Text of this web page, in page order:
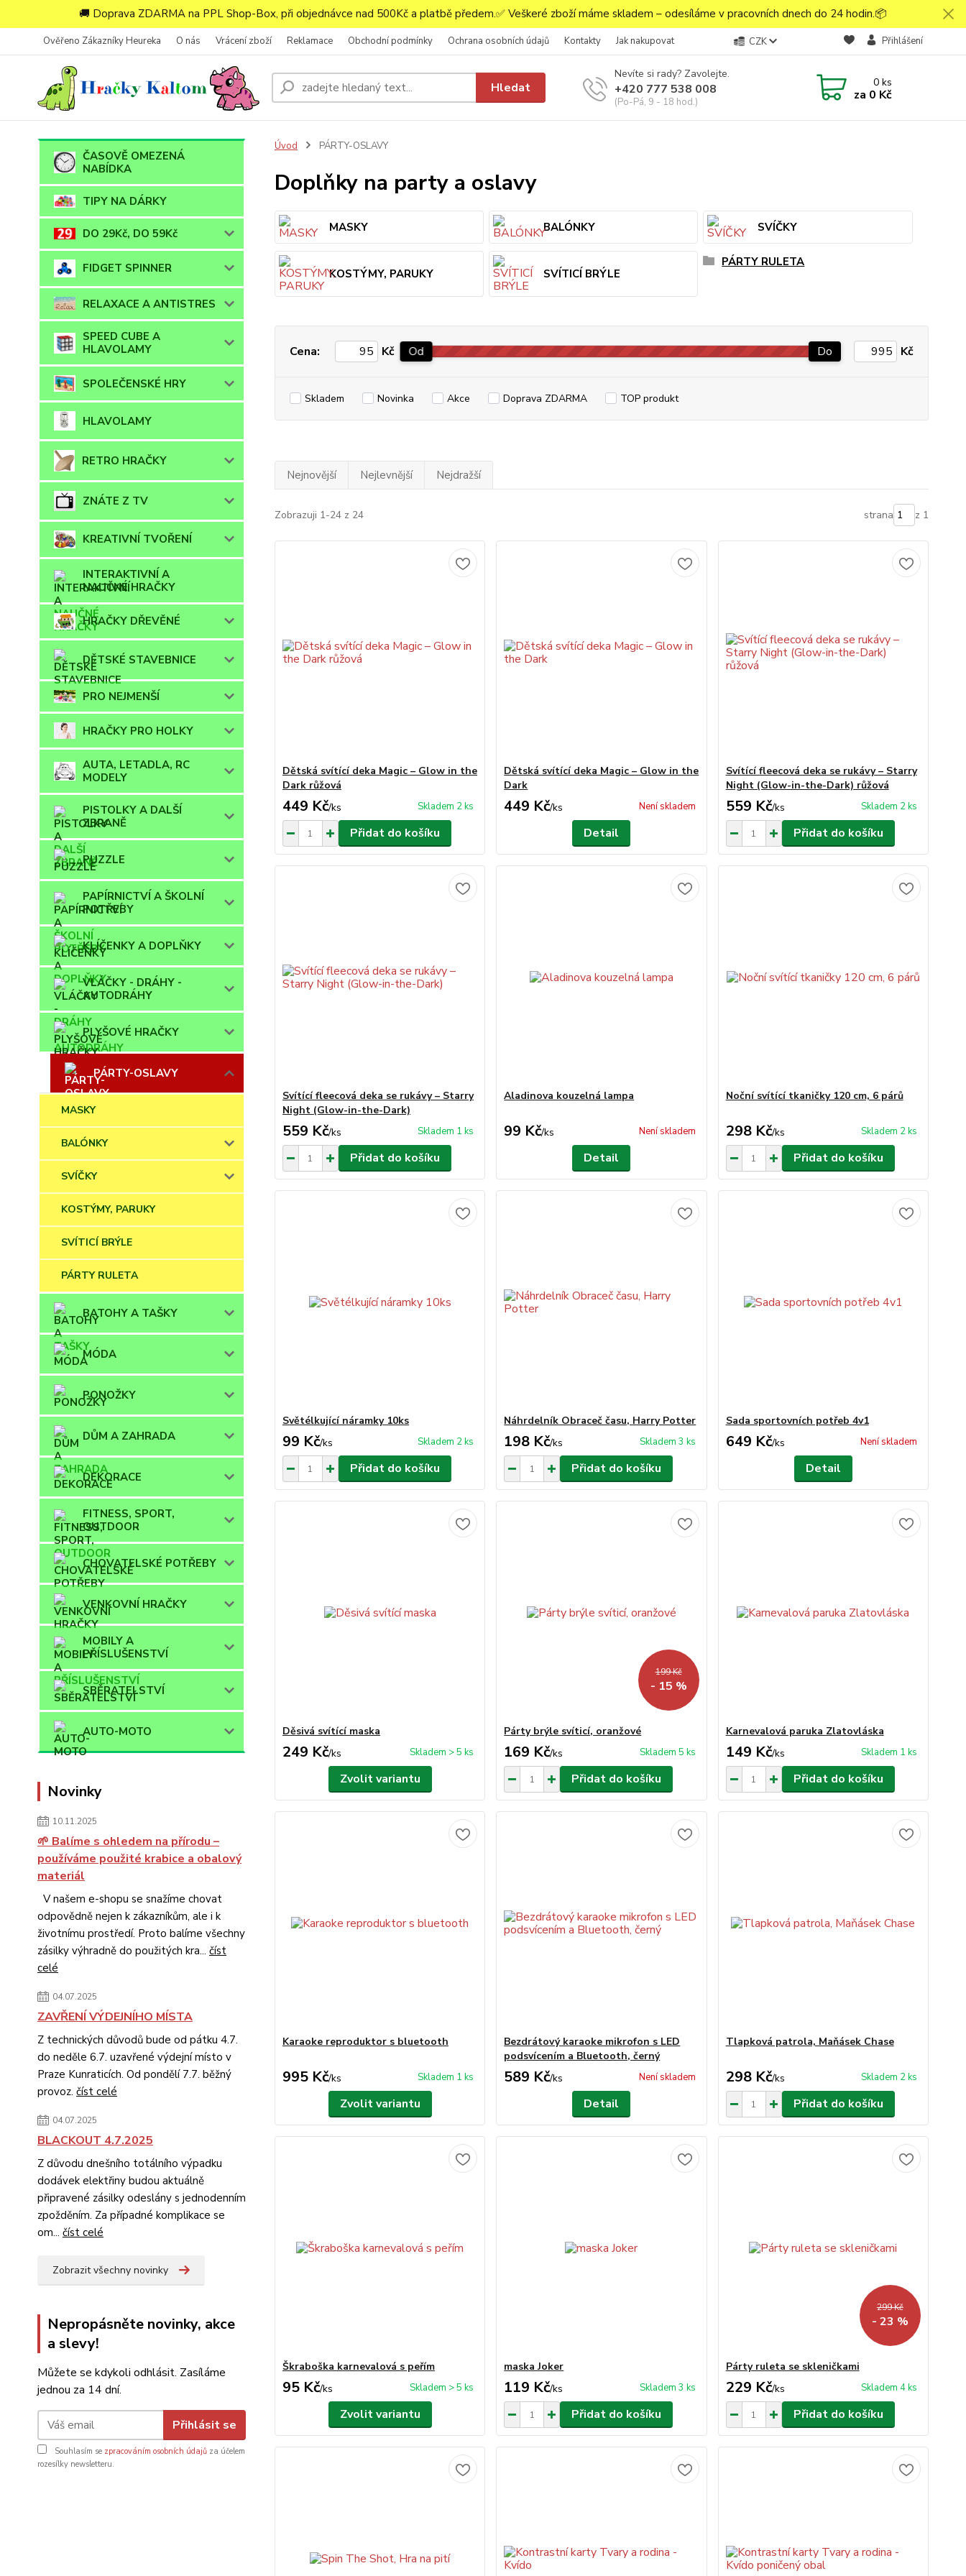
🚚 Doprava ZDARMA na PPL Shop-Box, při objednávce nad 500Kč a platbě předem.✅ Veškeré zboží máme skladem – odesíláme v pracovních dnech do 24 hodin.📦
Ověřeno Zákazníky Heureka O nás Vrácení zboží Reklamace Obchodní podmínky Ochrana osobních údajů Kontakty Jak nakupovat CZK Přihlášení
Hledat
Nevíte si rady? Zavolejte.
+420 777 538 008
(Po-Pá, 9 - 18 hod.)
0ks
za 0 Kč
ČASOVĚ OMEZENÁ
NABÍDKA
TIPY NA DÁRKY
DO 29Kč, DO 59Kč
FIDGET SPINNER
RELAXACE A ANTISTRES
SPEED CUBE A
HLAVOLAMY
SPOLEČENSKÉ HRY
HLAVOLAMY
RETRO HRAČKY
ZNÁTE Z TV
KREATIVNÍ TVOŘENÍ
INTERAKTIVNÍ A
NAUČNÉ HRAČKY
HRAČKY DŘEVĚNÉ
DĚTSKÉ STAVEBNICE
PRO NEJMENŠÍ
HRAČKY PRO HOLKY
AUTA, LETADLA, RC
MODELY
PISTOLKY A DALŠÍ
ZBRANĚ
PUZZLE
PAPÍRNICTVÍ A ŠKOLNÍ
POTŘEBY
KLÍČENKY A DOPLŇKY
VLÁČKY - DRÁHY -
AUTODRÁHY
PLYŠOVÉ HRAČKY
PÁRTY-OSLAVY
MASKY
BALÓNKY
SVÍČKY
KOSTÝMY, PARUKY
SVÍTICÍ BRÝLE
PÁRTY RULETA
BATOHY A TAŠKY
MÓDA
PONOŽKY
DŮM A ZAHRADA
DEKORACE
FITNESS, SPORT,
OUTDOOR
CHOVATELSKÉ POTŘEBY
VENKOVNÍ HRAČKY
MOBILY A
PŘÍSLUŠENSTVÍ
SBĚRATELSTVÍ
AUTO-MOTO
Novinky
10.11.2025
🌱 Balíme s ohledem na přírodu –
používáme použité krabice a obalový
materiál
V našem e-shopu se snažíme chovat
odpovědně nejen k zákazníkům, ale i k
životnímu prostředí. Proto balíme všechny
zásilky výhradně do použitých kra... číst
celé
04.07.2025
ZAVŘENÍ VÝDEJNÍHO MÍSTA
Z technických důvodů bude od pátku 4.7.
do neděle 6.7. uzavřené výdejní místo v
Praze Kunraticích. Od pondělí 7.7. běžný
provoz. číst celé
04.07.2025
BLACKOUT 4.7.2025
Z důvodu dnešního totálního výpadku
dodávek elektřiny budou aktuálně
připravené zásilky odeslány s jednodenním
zpožděním. Za případné komplikace se
om... číst celé
Zobrazit všechny novinky
Nepropásněte novinky, akce
a slevy!
Můžete se kdykoli odhlásit. Zasíláme
jednou za 14 dní.
Přihlásit se
Souhlasím se zpracováním osobních údajů za účelem
rozesílky newsletteru.
Úvod PÁRTY-OSLAVY
Doplňky na party a oslavy
MASKY BALÓNKY SVÍČKY
KOSTÝMY, PARUKY SVÍTICÍ BRÝLE
PÁRTY RULETA
Cena: Kč Od Do Kč
Skladem Novinka Akce Doprava ZDARMA TOP produkt
Nejnovější Nejlevnější Nejdražší
Zobrazuji 1-24 z 24 strana z 1
Dětská svítící deka Magic – Glow in the
Dark růžová
449 Kč/ks Skladem 2 ks
Přidat do košíku
Dětská svítící deka Magic – Glow in the
Dark
449 Kč/ks Není skladem
Detail
Svítící fleecová deka se rukávy – Starry
Night (Glow-in-the-Dark) růžová
559 Kč/ks Skladem 2 ks
Přidat do košíku
Svítící fleecová deka se rukávy – Starry
Night (Glow-in-the-Dark)
559 Kč/ks Skladem 1 ks
Přidat do košíku
Aladinova kouzelná lampa
99 Kč/ks Není skladem
Detail
Noční svítící tkaničky 120 cm, 6 párů
298 Kč/ks Skladem 2 ks
Přidat do košíku
Světélkující náramky 10ks
99 Kč/ks Skladem 2 ks
Přidat do košíku
Náhrdelník Obraceč času, Harry Potter
198 Kč/ks Skladem 3 ks
Přidat do košíku
Sada sportovních potřeb 4v1
649 Kč/ks Není skladem
Detail
Děsivá svítící maska
249 Kč/ks Skladem > 5 ks
Zvolit variantu
199 Kč
- 15 %
Párty brýle svíticí, oranžové
169 Kč/ks Skladem 5 ks
Přidat do košíku
Karnevalová paruka Zlatovláska
149 Kč/ks Skladem 1 ks
Přidat do košíku
Karaoke reproduktor s bluetooth
995 Kč/ks Skladem 1 ks
Zvolit variantu
Bezdrátový karaoke mikrofon s LED
podsvícením a Bluetooth, černý
589 Kč/ks Není skladem
Detail
Tlapková patrola, Maňásek Chase
298 Kč/ks Skladem 2 ks
Přidat do košíku
Škraboška karnevalová s peřím
95 Kč/ks Skladem > 5 ks
Zvolit variantu
maska Joker
119 Kč/ks Skladem 3 ks
Přidat do košíku
299 Kč
- 23 %
Párty ruleta se skleničkami
229 Kč/ks Skladem 4 ks
Přidat do košíku